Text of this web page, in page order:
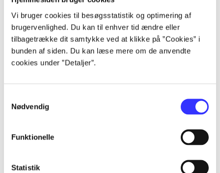
Vi bruger cookies til besøgsstatistik og optimering af
brugervenlighed. Du kan til enhver tid ændre eller
tilbagetrække dit samtykke ved at klikke på ”Cookies” i
bunden af siden. Du kan læse mere om de anvendte
cookies under ”Detaljer”.
Nødvendig
Funktionelle
Statistik
...
...